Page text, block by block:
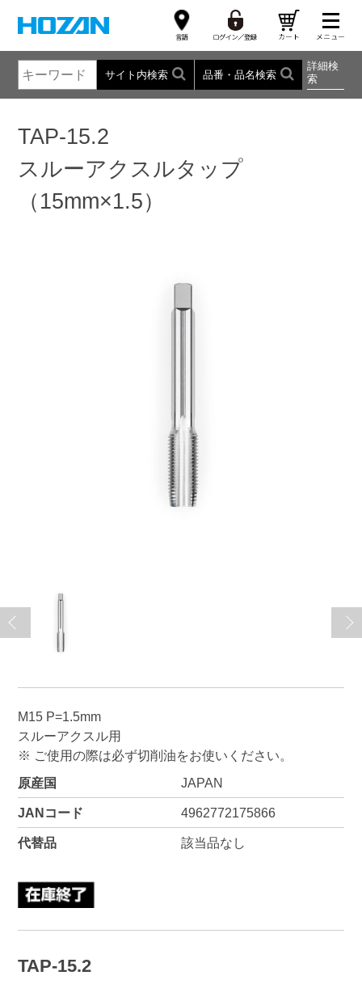
サイト内検索 品番・品名検索
詳細検
索
TAP-15.2
スルーアクスルタップ
（15mm×1.5）
M15 P=1.5mm
スルーアクスル用
※ ご使用の際は必ず切削油をお使いください。
原産国
JAPAN
JANコード 4962772175866
代替品 該当品なし
TAP-15.2